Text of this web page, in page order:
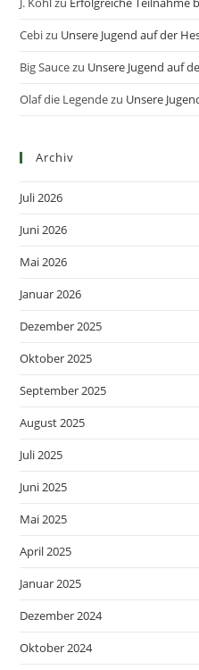
Cebizu Unsere Jugend auf der
Big Saucezu Unsere Jugend auf
Olaf die Legendezu Unsere
Archiv
Juli 2026
Juni 2026
Mai 2026
Januar 2026
Dezember 2025
Oktober 2025
September 2025
August 2025
Juli 2025
Juni 2025
Mai 2025
April 2025
Januar 2025
Dezember 2024
Oktober 2024